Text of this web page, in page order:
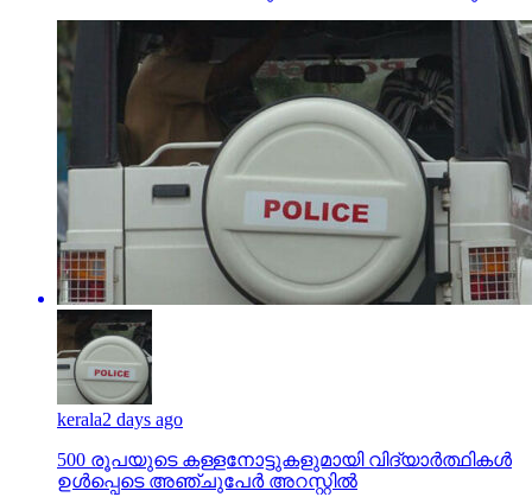
kerala2 days ago
500 രൂപയുടെ കള്ളനോട്ടുകളുമായി വിദ്യാര്‍ത്ഥികള്‍
ഉള്‍പ്പെടെ അഞ്ചുപേര്‍ അറസ്റ്റില്‍